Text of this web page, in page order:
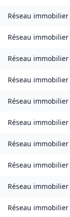
Réseau immobilier
Réseau immobilier
Réseau immobilier
Réseau immobilier
Réseau immobilier
Réseau immobilier
Réseau immobilier
Réseau immobilier
Réseau immobilier
Réseau immobilier